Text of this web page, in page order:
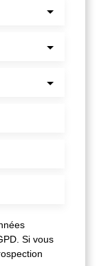
Si vous